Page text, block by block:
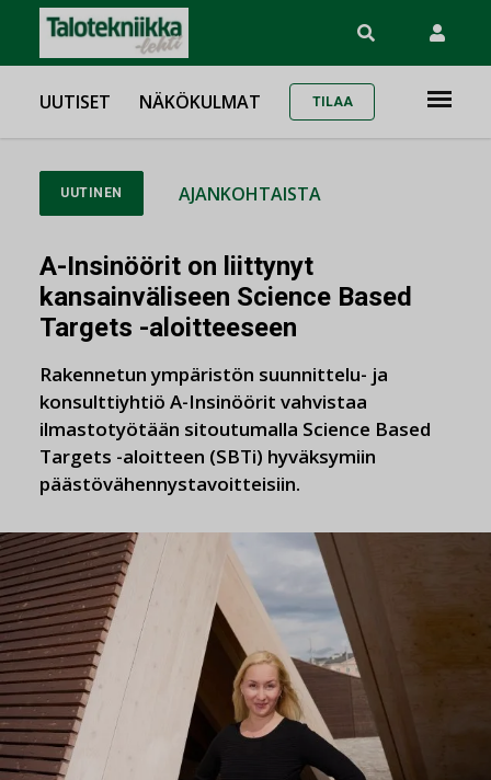
UUTISET NÄKÖKULMAT TILAA
UUTINEN AJANKOHTAISTA
A-Insinöörit on liittynyt
kansainväliseen Science Based
Targets -aloitteeseen
Rakennetun ympäristön suunnittelu- ja
konsulttiyhtiö A-Insinöörit vahvistaa
ilmastotyötään sitoutumalla Science Based
Targets -aloitteen (SBTi) hyväksymiin
päästövähennystavoitteisiin.